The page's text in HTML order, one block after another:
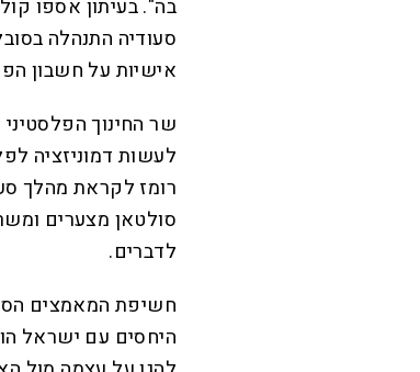
סעודיה התנהלה
אישיות על חשבון
שר החינוך הפלסטיני
לעשות דמוניזציה
רומז לקראת מהלך
סולטאן מצערים
לדברים.
חשיפת המאמצים
היחסים עם ישראל